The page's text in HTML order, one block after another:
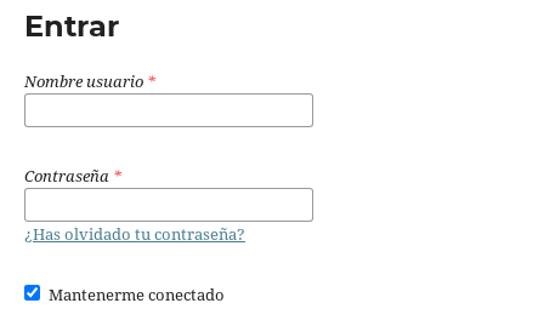
Entrar
Nombre usuario *
Contraseña *
¿Has olvidado tu contraseña?
Mantenerme conectado